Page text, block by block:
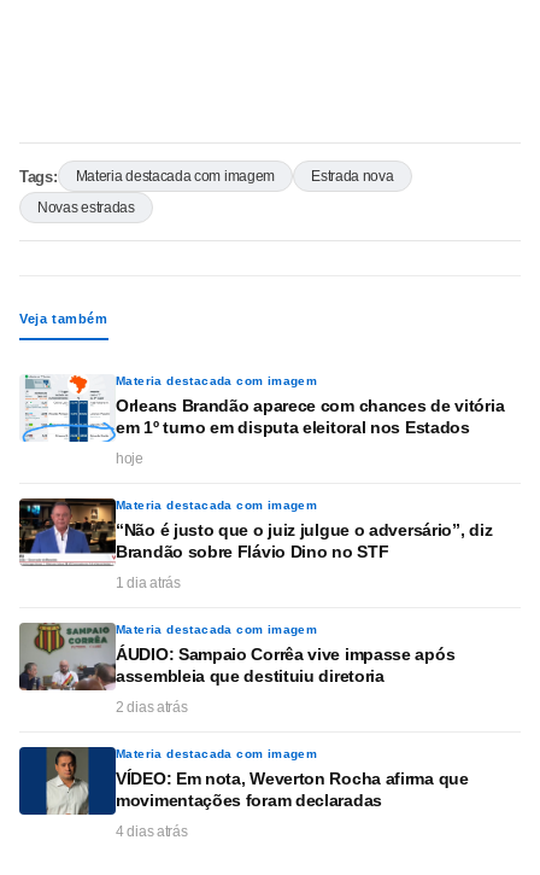
Tags: Materia destacada com imagem
Estrada nova
Novas estradas
Veja também
Materia destacada com imagem
Orleans Brandão aparece com chances de vitória
em 1º turno em disputa eleitoral nos Estados
hoje
Materia destacada com imagem
“Não é justo que o juiz julgue o adversário”, diz
Brandão sobre Flávio Dino no STF
1 dia atrás
Materia destacada com imagem
ÁUDIO: Sampaio Corrêa vive impasse após
assembleia que destituiu diretoria
2 dias atrás
Materia destacada com imagem
VÍDEO: Em nota, Weverton Rocha afirma que
movimentações foram declaradas
4 dias atrás